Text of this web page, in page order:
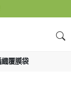
覆膜袋